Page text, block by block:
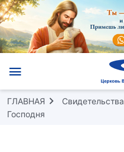
ГЛАВНАЯ Свидетельства
Господня